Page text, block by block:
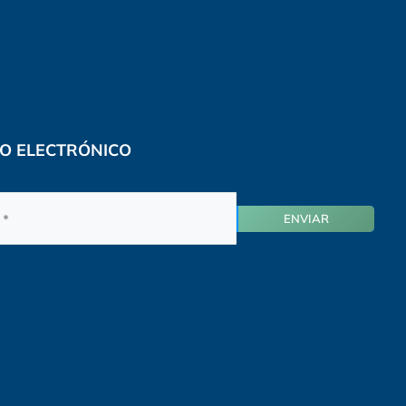
ELECTRÓNICO
ENVIAR